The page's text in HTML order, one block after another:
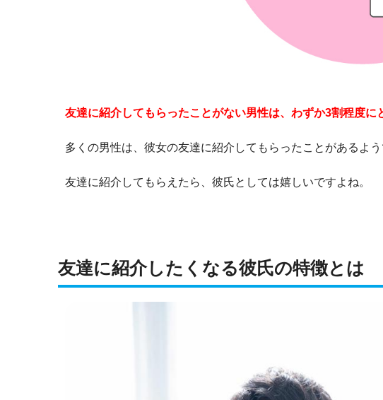
友達に紹介してもらったことがない男性は、わずか3割程度に
多くの男性は、彼女の友達に紹介してもらったことがあるよう
友達に紹介してもらえたら、彼氏としては嬉しいですよね。
友達に紹介したくなる彼氏の特徴とは